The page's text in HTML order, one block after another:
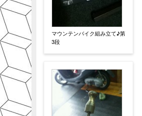
マウンテンバイク組み立て♪第
3段